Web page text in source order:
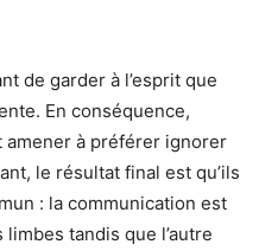
de garder à l’esprit que
En conséquence,
à préférer ignorer
le résultat final est qu’ils
: la communication est
tandis que l’autre